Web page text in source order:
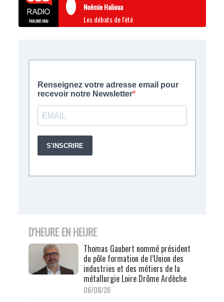
Noémie Halioua
Les débats de l'été
D'HEURE EN HEURE
Thomas Gaubert nommé président
du pôle formation de l’Union des
industries et des métiers de la
métallurgie Loire Drôme Ardèche
06/08/26